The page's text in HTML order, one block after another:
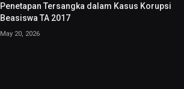
Penetapan Tersangka dalam Kasus Korupsi
Beasiswa TA 2017
May 20, 2026